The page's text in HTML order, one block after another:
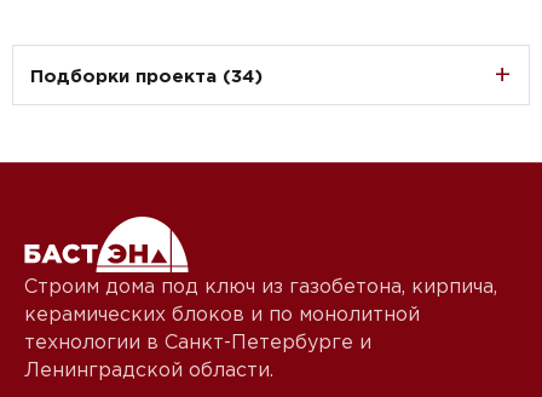
Подборки проекта (34)
Строим дома под ключ из газобетона, кирпича,
керамических блоков и по монолитной
технологии в Санкт-Петербурге и
Ленинградской области.